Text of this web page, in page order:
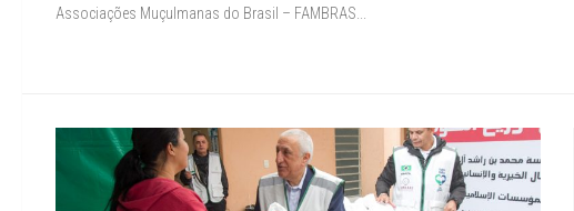
Associações Muçulmanas do Brasil – FAMBRAS...